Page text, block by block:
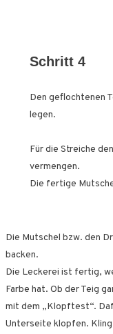
Schritt 4
Den geflochtenen
legen.
Für die Streiche
vermengen.
Die fertige
Die Mutschel bzw. den
backen.
Die Leckerei ist fertig,
Farbe hat. Ob der Teig
mit dem „Klopftest“.
Unterseite klopfen.